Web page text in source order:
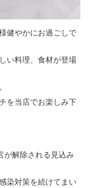
健やかにお過ごしで
い料理、食材が登場
を当店でお楽しみ下
が解除される見込み
染対策を続けてまい